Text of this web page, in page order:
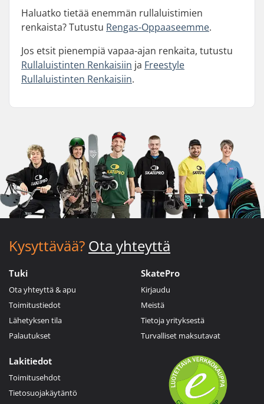
Haluatko tietää enemmän rullaluistimien
renkaista? Tutustu Rengas-Oppaaseemme.
Jos etsit pienempiä vapaa-ajan renkaita, tutustu
Rullaluistinten Renkaisiin ja Freestyle
Rullaluistinten Renkaisiin.
Kysyttävää? Ota yhteyttä
Tuki
Ota yhteyttä & apu
Toimitustiedot
Lähetyksen tila
Palautukset
SkatePro
Kirjaudu
Meistä
Tietoja yrityksestä
Turvalliset maksutavat
Lakitiedot
Toimitusehdot
Tietosuojakäytäntö